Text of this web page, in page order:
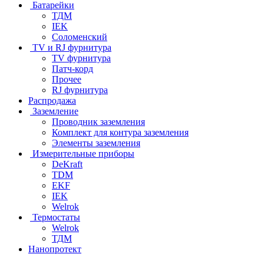
Батарейки
ТДМ
IEK
Соломенский
TV и RJ фурнитура
TV фурнитура
Патч-корд
Прочее
RJ фурнитура
Распродажа
Заземление
Проводник заземления
Комплект для контура заземления
Элементы заземления
Измерительные приборы
DeKraft
TDM
EKF
IEK
Welrok
Термостаты
Welrok
ТДМ
Нанопротект